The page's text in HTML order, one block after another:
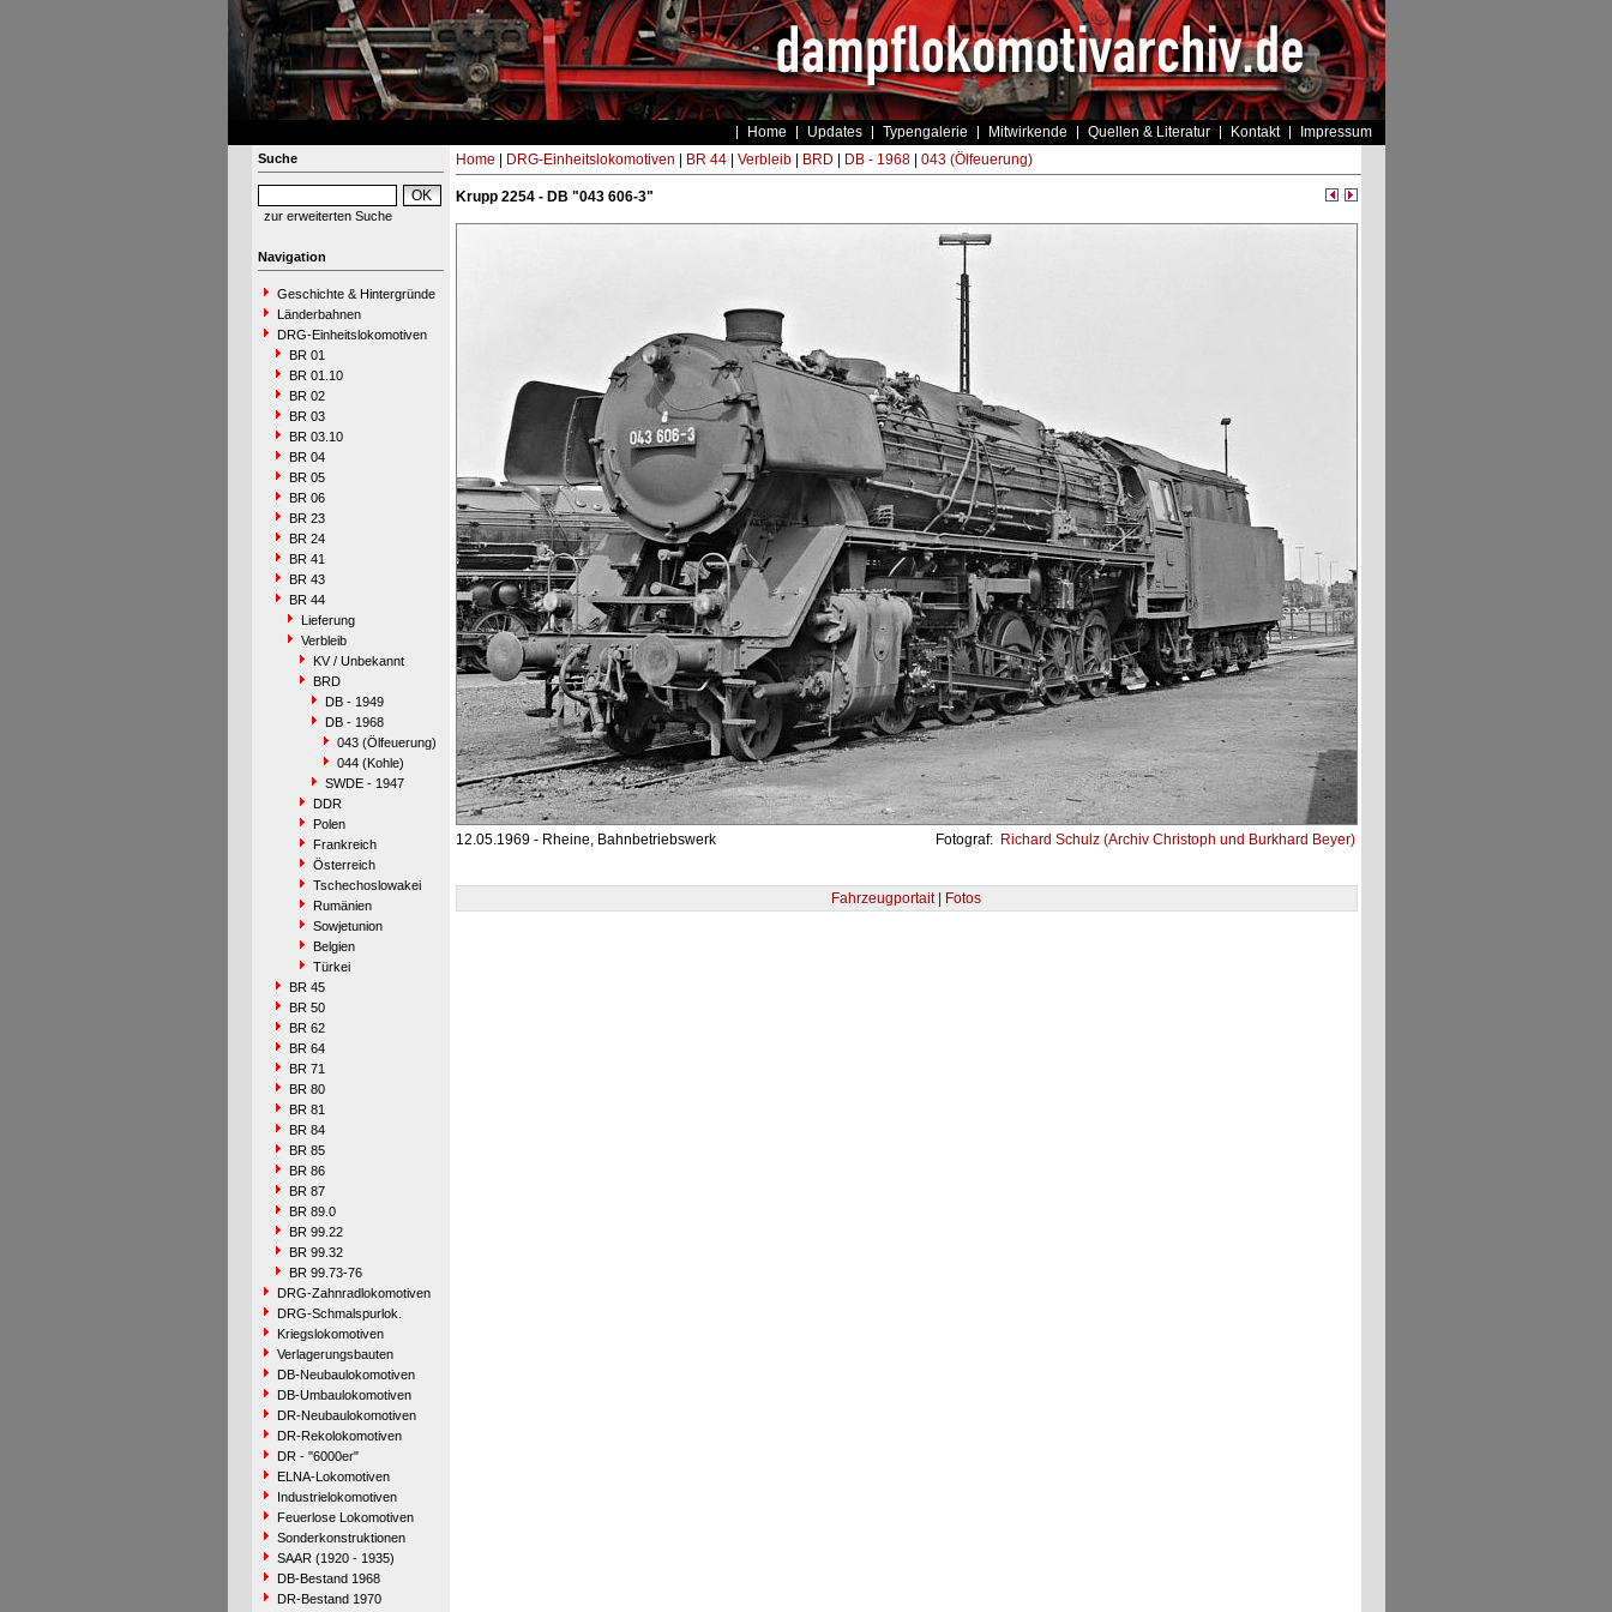
Home Updates Typengalerie Mitwirkende Quellen & Literatur Kontakt Impressum
Suche
zur erweiterten Suche
Navigation
Geschichte & Hintergründe
Länderbahnen
DRG-Einheitslokomotiven
BR 01
BR 01.10
BR 02
BR 03
BR 03.10
BR 04
BR 05
BR 06
BR 23
BR 24
BR 41
BR 43
BR 44
Lieferung
Verbleib
KV / Unbekannt
BRD
DB - 1949
DB - 1968
043 (Ölfeuerung)
044 (Kohle)
SWDE - 1947
DDR
Polen
Frankreich
Österreich
Tschechoslowakei
Rumänien
Sowjetunion
Belgien
Türkei
BR 45
BR 50
BR 62
BR 64
BR 71
BR 80
BR 81
BR 84
BR 85
BR 86
BR 87
BR 89.0
BR 99.22
BR 99.32
BR 99.73-76
DRG-Zahnradlokomotiven
DRG-Schmalspurlok.
Kriegslokomotiven
Verlagerungsbauten
DB-Neubaulokomotiven
DB-Umbaulokomotiven
DR-Neubaulokomotiven
DR-Rekolokomotiven
DR - "6000er"
ELNA-Lokomotiven
Industrielokomotiven
Feuerlose Lokomotiven
Sonderkonstruktionen
SAAR (1920 - 1935)
DB-Bestand 1968
DR-Bestand 1970
Home DRG-Einheitslokomotiven BR 44| Verbleib| BRD DB - 1968| 043 (Ölfeuerung)
Krupp 2254 - DB "043 606-3"
12.05.1969 - Rheine, Bahnbetriebswerk Fotograf: Richard Schulz (Archiv Christoph und Burkhard Beyer)
Fahrzeugportait | Fotos